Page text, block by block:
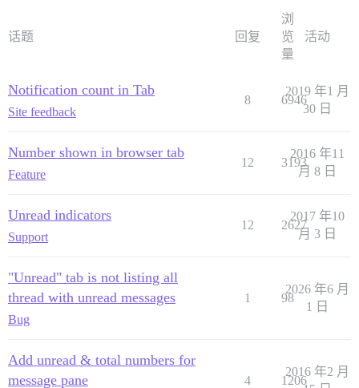
话题 回复
浏
览
量
活动
Notification count in Tab
Site feedback
8 6946
2019 年1 月
30 日
Number shown in browser tab
Feature
12 3193
2016 年11
月 8 日
Unread indicators
Support
12 2627
2017 年10
月 3 日
"Unread" tab is not listing all
thread with unread messages
Bug
1 98
2026 年6 月
1 日
Add unread & total numbers for
message pane
4 1206
2016 年2 月